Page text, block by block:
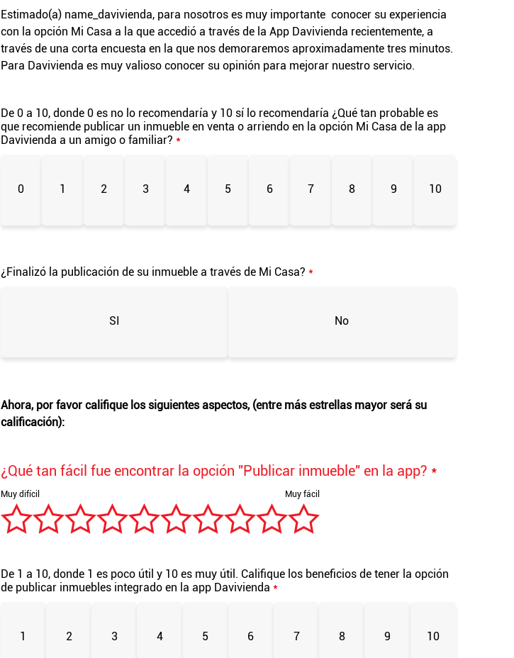
Estimado(a) name_davivienda, para nosotros es muy importante conocer su experiencia
con la opción Mi Casa a la que accedió a través de la App Davivienda recientemente, a
través de una corta encuesta en la que nos demoraremos aproximadamente tres minutos.
Para Davivienda es muy valioso conocer su opinión para mejorar nuestro servicio.
De 0 a 10, donde 0 es no lo recomendaría y 10 sí lo recomendaría ¿Qué tan probable es
que recomiende publicar un inmueble en venta o arriendo en la opción Mi Casa de la app
Davivienda a un amigo o familiar? *
0 1 2 3 4 5 6 7 8 9 10
¿Finalizó la publicación de su inmueble a través de Mi Casa? *
SI No
Ahora, por favor califique los siguientes aspectos, (entre más estrellas mayor será su
calificación):
¿Qué tan fácil fue encontrar la opción "Publicar inmueble" en la app? *
De 1 a 10, donde 1 es poco útil y 10 es muy útil. Califique los beneficios de tener la opción
de publicar inmuebles integrado en la app Davivienda *
1 2 3 4 5 6 7 8 9 10